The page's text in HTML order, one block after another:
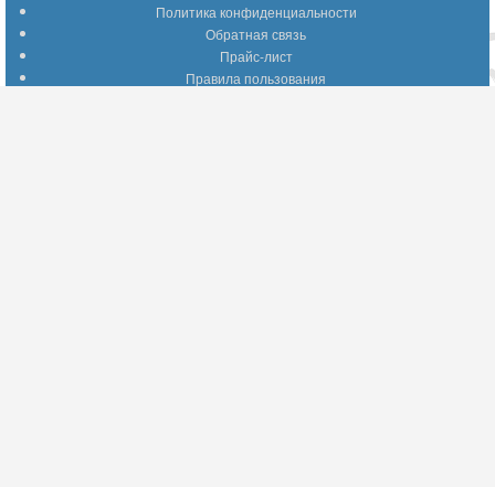
Политика конфиденциальности
Обратная связь
Прайс-лист
Правила пользования